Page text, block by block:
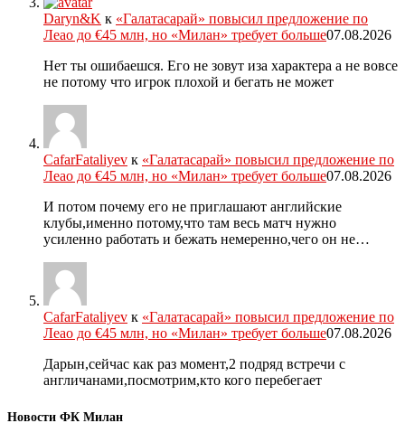
Daryn&K к «Галатасарай» повысил предложение по
Леао до €45 млн, но «Милан» требует больше07.08.2026
Нет ты ошибаешся. Его не зовут иза характера а не вовсе
не потому что игрок плохой и бегать не может
CafarFataliyev к «Галатасарай» повысил предложение по
Леао до €45 млн, но «Милан» требует больше07.08.2026
И потом почему его не приглашают английские
клубы,именно потому,что там весь матч нужно
усиленно работать и бежать немеренно,чего он не…
CafarFataliyev к «Галатасарай» повысил предложение по
Леао до €45 млн, но «Милан» требует больше07.08.2026
Дарын,сейчас как раз момент,2 подряд встречи с
англичанами,посмотрим,кто кого перебегает
Новости ФК Милан